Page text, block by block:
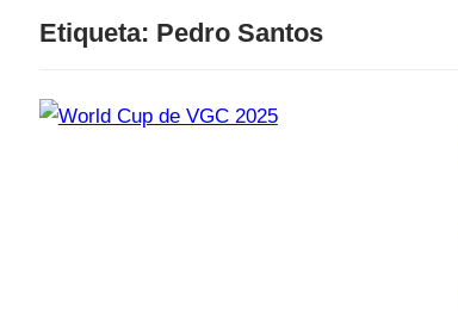
Etiqueta: Pedro Santos